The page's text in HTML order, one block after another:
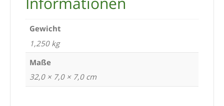
Gewicht
1,250 kg
Maße
32,0 × 7,0 × 7,0 cm